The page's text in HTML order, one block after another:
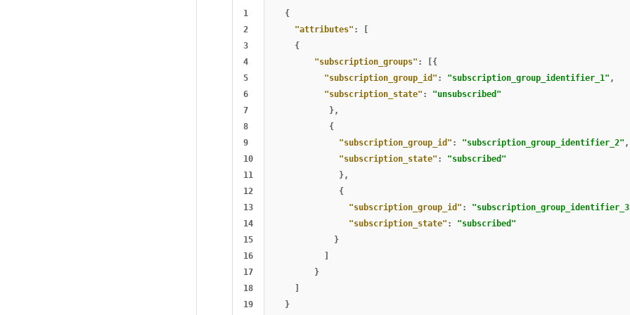
1
2
3
4
5
6
7
8
9
10
11
12
13
14
15
16
17
18
{
"attributes" :
{
"subscription_groups" :
[{
"subscription_group_id" : "subscription_group_identifier_1" ,
"subscription_state" :
"unsubscribed"
},
{
"subscription_group_id" : "subscription_group_identifier_2" ,
"subscription_state" :
"subscribed"
},
{
"subscription_group_id" :
"subscription_state" :
"subscribed"
}
}
}